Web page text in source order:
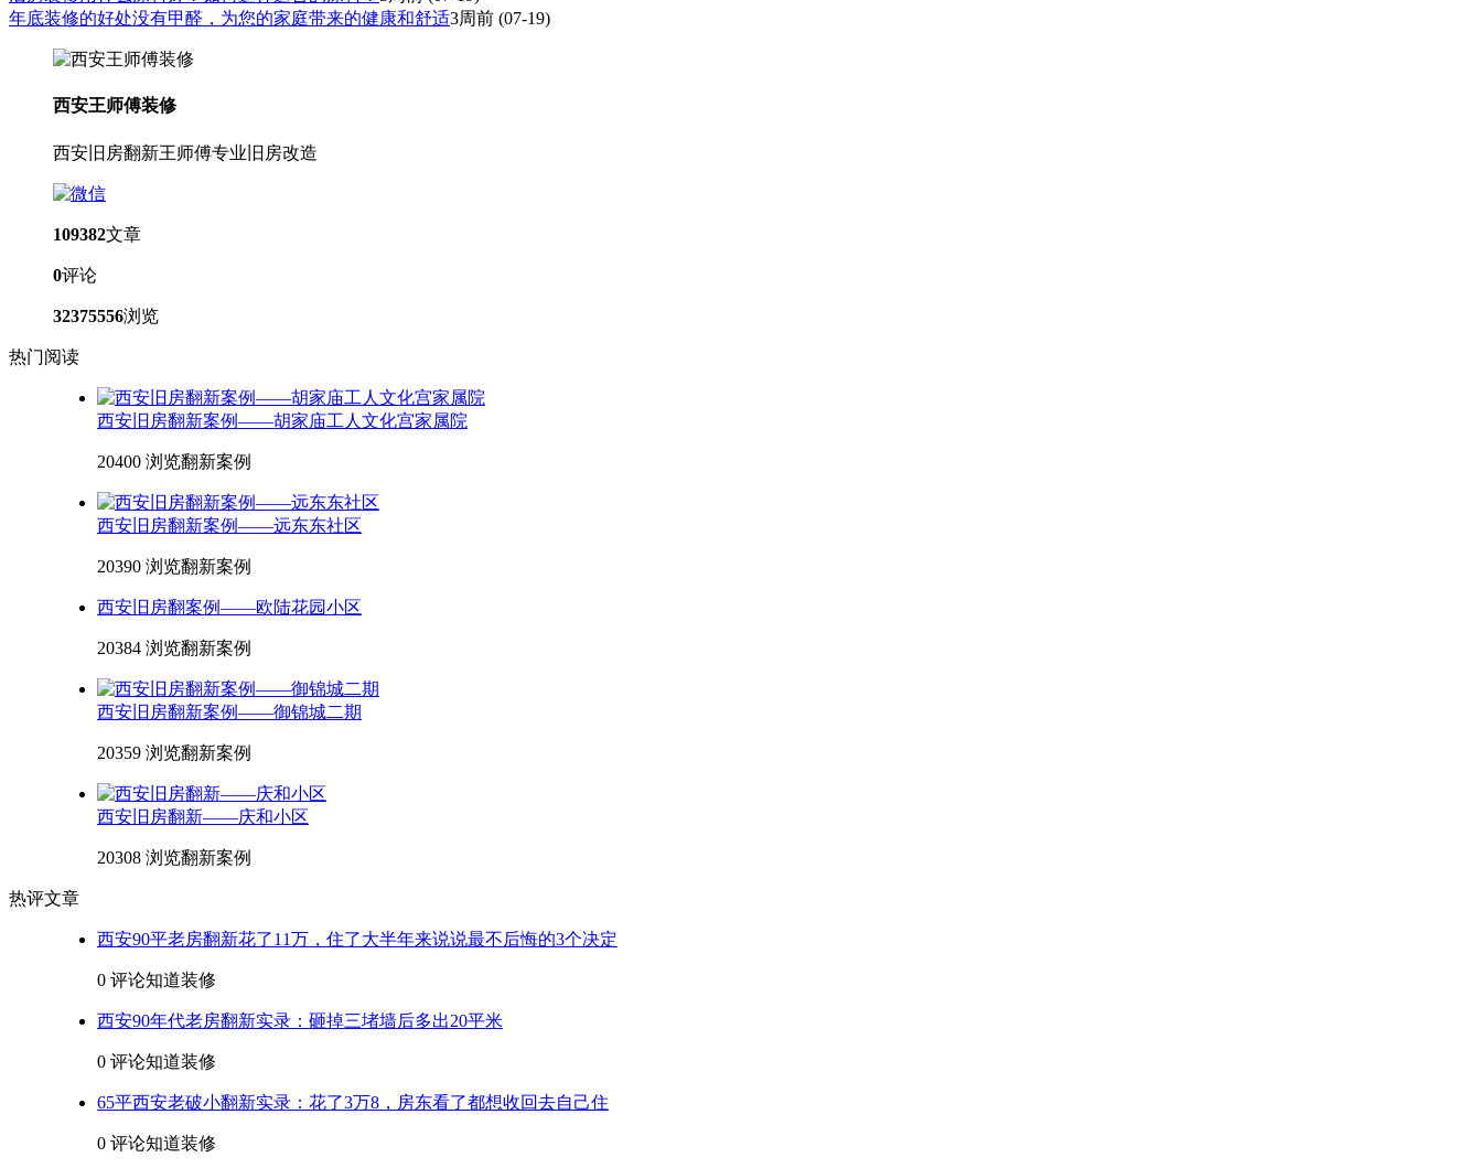
年底装修的好处没有甲醛，为您的家庭带来的健康和舒适3周前 (07-19)
西安王师傅装修
西安旧房翻新王师傅专业旧房改造
109382文章
0评论
32375556浏览
热门阅读
西安旧房翻新案例——胡家庙工人文化宫家属院
20400 浏览翻新案例
西安旧房翻新案例——远东东社区
20390 浏览翻新案例
西安旧房翻案例——欧陆花园小区
20384 浏览翻新案例
西安旧房翻新案例——御锦城二期
20359 浏览翻新案例
西安旧房翻新——庆和小区
20308 浏览翻新案例
热评文章
西安90平老房翻新花了11万，住了大半年来说说最不后悔的3个决定
0 评论知道装修
西安90年代老房翻新实录：砸掉三堵墙后多出20平米
0 评论知道装修
65平西安老破小翻新实录：花了3万8，房东看了都想收回去自己住
0 评论知道装修